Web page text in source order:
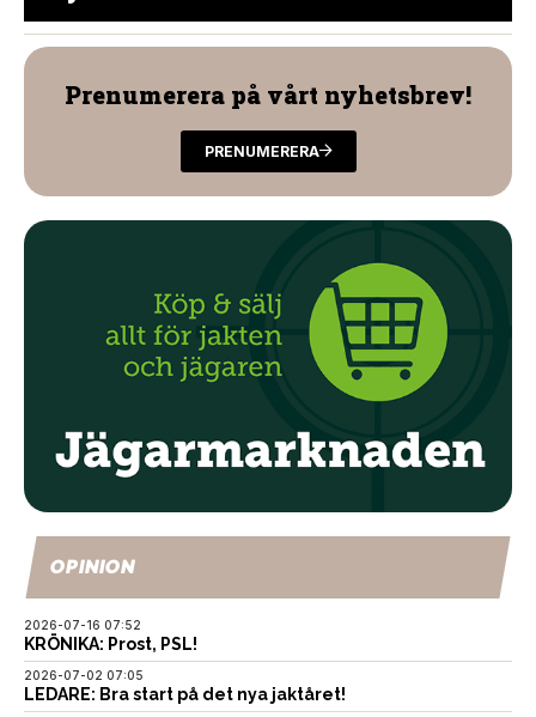
Prenumerera på vårt nyhetsbrev!
PRENUMERERA
OPINION
2026-07-16 07:52
KRÖNIKA: Prost, PSL!
2026-07-02 07:05
LEDARE: Bra start på det nya jaktåret!